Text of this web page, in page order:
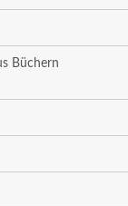
Büchern